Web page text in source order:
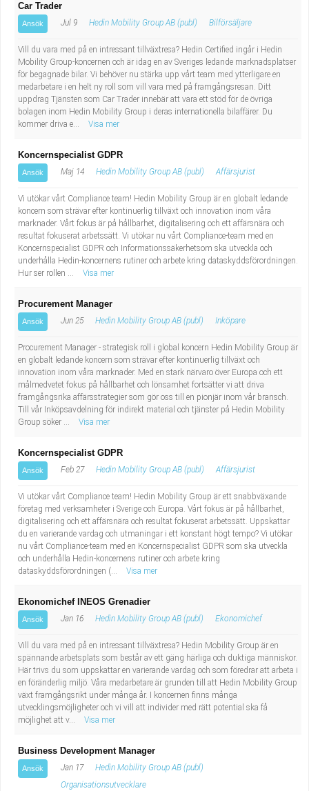
Car Trader
Ansök Jul 9 Hedin Mobility Group AB (publ) Bilförsäljare
Vill du vara med på en intressant tillväxtresa? Hedin Certified ingår i Hedin
Mobility Group-koncernen och är idag en av Sveriges ledande marknadsplatser
för begagnade bilar. Vi behöver nu stärka upp vårt team med ytterligare en
medarbetare i en helt ny roll som vill vara med på framgångsresan. Ditt
uppdrag Tjänsten som Car Trader innebär att vara ett stöd för de övriga
bolagen inom Hedin Mobility Group i deras internationella bilaffärer. Du
kommer driva e...
Visa mer
Koncernspecialist GDPR
Ansök Maj 14 Hedin Mobility Group AB (publ) Affärsjurist
Vi utökar vårt Compliance team! Hedin Mobility Group är en globalt ledande
koncern som strävar efter kontinuerlig tillväxt och innovation inom våra
marknader. Vårt fokus är på hållbarhet, digitalisering och ett affärsnära och
resultat fokuserat arbetssätt. Vi utökar nu vårt Compliance-team med en
Koncernspecialist GDPR och Informationssäkerhetsom ska utveckla och
underhålla Hedin-koncernens rutiner och arbete kring dataskyddsförordningen.
Hur ser rollen ...
Visa mer
Procurement Manager
Ansök Jun 25 Hedin Mobility Group AB (publ) Inköpare
Procurement Manager - strategisk roll i global koncern Hedin Mobility Group är
en globalt ledande koncern som strävar efter kontinuerlig tillväxt och
innovation inom våra marknader. Med en stark närvaro över Europa och ett
målmedvetet fokus på hållbarhet och lönsamhet fortsätter vi att driva
framgångsrika affärsstrategier som gör oss till en pionjär inom vår bransch.
Till vår Inköpsavdelning för indirekt material och tjänster på Hedin Mobility
Group söker ...
Visa mer
Koncernspecialist GDPR
Ansök Feb 27 Hedin Mobility Group AB (publ) Affärsjurist
Vi utökar vårt Compliance team! Hedin Mobility Group är ett snabbväxande
företag med verksamheter i Sverige och Europa. Vårt fokus är på hållbarhet,
digitalisering och ett affärsnära och resultat fokuserat arbetssätt. Uppskattar
du en varierande vardag och utmaningar i ett konstant högt tempo? Vi utökar
nu vårt Compliance-team med en Koncernspecialist GDPR som ska utveckla
och underhålla Hedin-koncernens rutiner och arbete kring
dataskyddsförordningen (...
Visa mer
Ekonomichef INEOS Grenadier
Ansök Jan 16 Hedin Mobility Group AB (publ) Ekonomichef
Vill du vara med på en intressant tillväxtresa? Hedin Mobility Group är en
spännande arbetsplats som består av ett gäng härliga och duktiga människor.
Här trivs du som uppskattar en varierande vardag och som föredrar att arbeta i
en föränderlig miljö. Våra medarbetare är grunden till att Hedin Mobility Group
växt framgångsrikt under många år. I koncernen finns många
utvecklingsmöjligheter och vi vill att individer med rätt potential ska få
möjlighet att v...
Visa mer
Business Development Manager
Ansök Jan 17
Hedin Mobility Group AB (publ)
Organisationsutvecklare